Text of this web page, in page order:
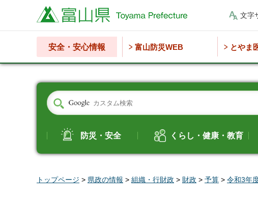
富山県 文字
安全・安心情報 富山防災WEB とやま
防災・安全 くらし・健康・教育
トップページ > 県政の情報 > 組織・行財政 > 財政 > 予算 > 令和3年